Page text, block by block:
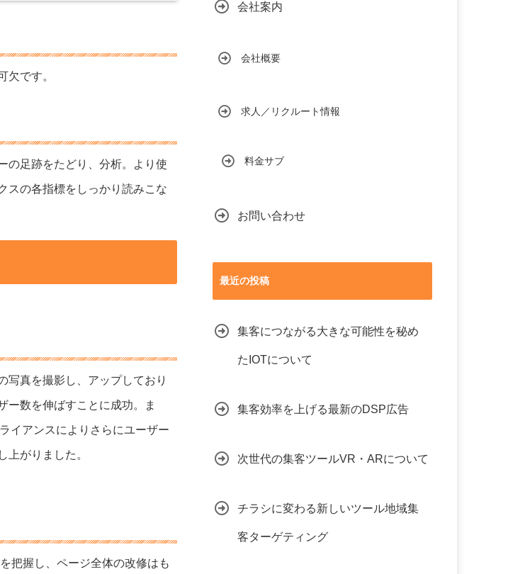
欠です。
の足跡をたどり、分析。より使
スの各指標をしっかり読みこな
写真を撮影し、アップしており
ー数を伸ばすことに成功。ま
イアンスによりさらにユーザー
がりました。
把握し、ページ全体の改修はも
会社案内
会社概要
求人／リクルート情報
料金サブ
お問い合わせ
最近の投稿
集客につながる大きな可能性を秘め
たIOTについて
集客効率を上げる最新のDSP広告
次世代の集客ツールVR・ARについて
チラシに変わる新しいツール地域集
客ターゲティング